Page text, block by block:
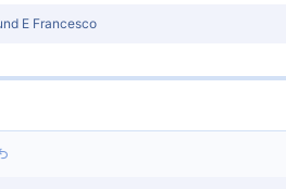
E Francesco